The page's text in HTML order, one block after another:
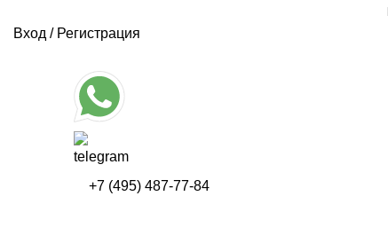
Вход / Регистрация
+7 (495) 487-77-84